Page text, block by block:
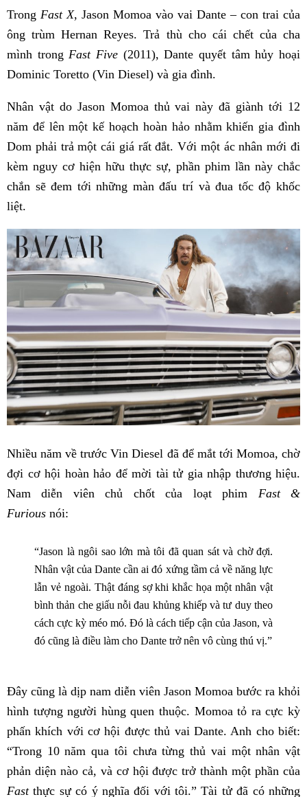
Trong Fast X, Jason Momoa vào vai Dante – con trai của
ông trùm Hernan Reyes. Trả thù cho cái chết của cha
mình trongFast Five (2011), Dante quyết tâm hủy hoại
Dominic Toretto (Vin Diesel) và gia đình.
Nhân vật do Jason Momoa thủ vai này đã giành tới 12
năm để lên một kế hoạch hoàn hảo nhằm khiến gia đình
Dom phải trả một cái giá rất đắt. Với một ác nhân mới đi
kèm nguy cơ hiện hữu thực sự, phần phim lần này chắc
chắn sẽ đem tới những màn đấu trí và đua tốc độ khốc
liệt.
Nhiều năm về trước Vin Diesel đã để mắt tới Momoa, chờ
đợi cơ hội hoàn hảo để mời tài tử gia nhập thương hiệu.
Nam diễn viên chủ chốt của loạt phim Fast &
Furious nói:
“Jason là ngôi sao lớn mà tôi đã quan sát và chờ đợi.
Nhân vật của Dante cần ai đó xứng tầm cả về năng lực
lẫn vẻ ngoài. Thật đáng sợ khi khắc họa một nhân vật
bình thản che giấu nỗi đau khủng khiếp và tư duy theo
cách cực kỳ méo mó. Đó là cách tiếp cận của Jason, và
đó cũng là điều làm cho Dante trở nên vô cùng thú vị.”
Đây cũng là dịp nam diễn viên Jason Momoa bước ra khỏi
hình tượng người hùng quen thuộc. Momoa tỏ ra cực kỳ
phấn khích với cơ hội được thủ vai Dante. Anh cho biết:
“Trong 10 năm qua tôi chưa từng thủ vai một nhân vật
phản diện nào cả, và cơ hội được trở thành một phần của
Fastthực sự có ý nghĩa đối với tôi.” Tài tử đã có những